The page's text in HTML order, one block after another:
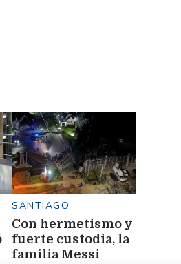
SANTIAGO
Con hermetismo y
fuerte custodia, la
familia Messi